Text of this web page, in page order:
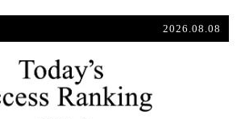
2026.08.08